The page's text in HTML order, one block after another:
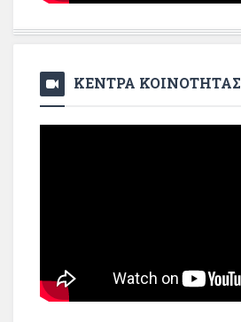
ΚΕΝΤΡΑ ΚΟΙΝΟΤΗΤΑΣ